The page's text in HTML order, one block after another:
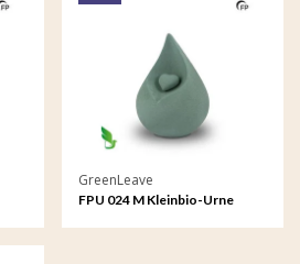
GreenLeave
FPU 024 M Kleinbio-Urne